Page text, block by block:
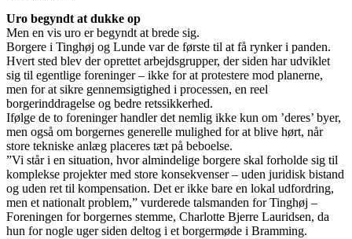
Uro begyndt at dukke op
Men en vis uro er begyndt at brede sig.
Borgere i Tinghøj og Lunde var de første til at få rynker i panden.
Hvert sted blev der oprettet arbejdsgrupper, der siden har udviklet
sig til egentlige foreninger – ikke for at protestere mod planerne,
men for at sikre gennemsigtighed i processen, en reel
borgerinddragelse og bedre retssikkerhed.
Ifølge de to foreninger handler det nemlig ikke kun om ’deres’ byer,
men også om borgernes generelle mulighed for at blive hørt, når
store tekniske anlæg placeres tæt på beboelse.
”Vi står i en situation, hvor almindelige borgere skal forholde sig til
komplekse projekter med store konsekvenser – uden juridisk bistand
og uden ret til kompensation. Det er ikke bare en lokal udfordring,
men et nationalt problem,” vurderede talsmanden for Tinghøj –
Foreningen for borgernes stemme, Charlotte Bjerre Lauridsen, da
hun for nogle uger siden deltog i et borgermøde i Bramming.